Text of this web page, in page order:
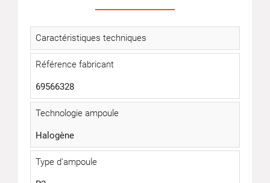
Caractéristiques techniques
Référence fabricant
69566328
Technologie ampoule
Halogène
Type d'ampoule